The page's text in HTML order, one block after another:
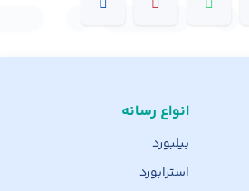
انواع رسانه
بیلبورد
استرابورد